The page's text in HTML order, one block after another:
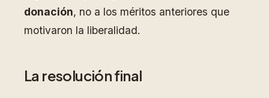
donación, no a los méritos anteriores que
motivaron la liberalidad.
La resolución final